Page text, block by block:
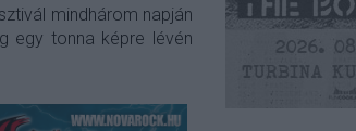
mindhárom napján
egy tonna képre lévén